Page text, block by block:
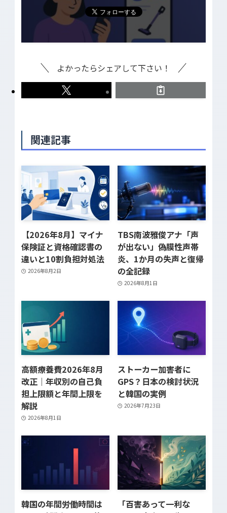
よかったらシェアして下さい！
関連記事
【2026年8月】マイナ
保険証と資格確認書の
違いと10割負担対処法
2026年8月2日
TBS南波雅俊アナ「声
が出ない」偽膜性声帯
炎、1か月の失声と復帰
の全記録
2026年8月1日
高額療養費2026年8月
改正｜年収別の自己負
担上限額と年間上限を
解説
2026年8月1日
ストーカー加害者に
GPS？日本の検討状況
と韓国の実例
2026年7月23日
韓国の年間労働時間は
「百害あって一利な